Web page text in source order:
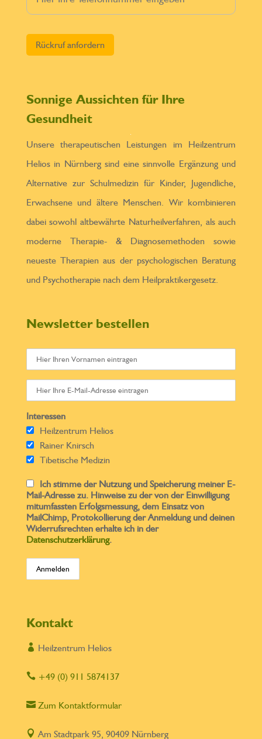
Sonnige Aussichten für Ihre
Gesundheit
Unsere therapeutischen Leistungen im Heilzentrum
Helios in Nürnberg sind eine sinnvolle Ergänzung und
Alternative zur Schulmedizin für Kinder, Jugendliche,
Erwachsene und ältere Menschen. Wir kombinieren
dabei sowohl altbewährte Naturheilverfahren, als auch
moderne Therapie- & Diagnosemethoden sowie
neueste Therapien aus der psychologischen Beratung
und Psychotherapie nach dem Heilpraktikergesetz.
Newsletter bestellen
Interessen
Heilzentrum Helios
Rainer Knirsch
Tibetische Medizin
Ich stimme der Nutzung und Speicherung meiner E-
Mail-Adresse zu. Hinweise zu der von der Einwilligung
mitumfassten Erfolgsmessung, dem Einsatz von
MailChimp, Protokollierung der Anmeldung und deinen
Widerrufsrechten erhalte ich in der
Datenschutzerklärung.
Kontakt
 Heilzentrum Helios
+49 (0) 911 5874137
Zum Kontaktformular
 Am Stadtpark 95, 90409 Nürnberg